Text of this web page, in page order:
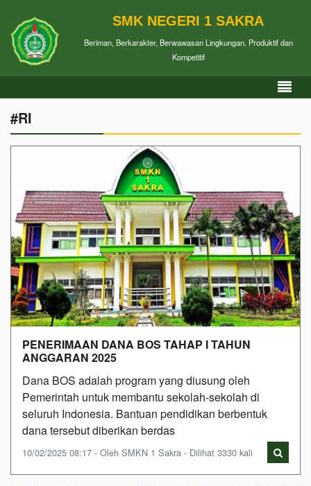
SMK NEGERI 1 SAKRA
Beriman, Berkarakter, Berwawasan Lingkungan, Produktif dan
Kompetitif
#RI
PENERIMAAN DANA BOS TAHAP I TAHUN
ANGGARAN 2025
Dana BOS adalah program yang diusung oleh
Pemerintah untuk membantu sekolah-sekolah di
seluruh Indonesia. Bantuan pendidikan berbentuk
dana tersebut diberikan berdas
10/02/2025 08:17 - Oleh SMKN 1 Sakra - Dilihat 3330 kali